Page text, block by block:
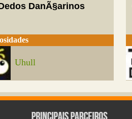
DanÃ§arinos
Uhull